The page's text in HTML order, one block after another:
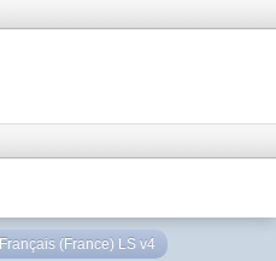
Français (France) LS v4